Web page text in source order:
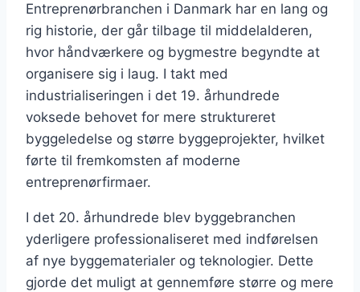
Entreprenørbranchen i Danmark har en lang og
rig historie, der går tilbage til middelalderen,
hvor håndværkere og bygmestre begyndte at
organisere sig i laug. I takt med
industrialiseringen i det 19. århundrede
voksede behovet for mere struktureret
byggeledelse og større byggeprojekter, hvilket
førte til fremkomsten af moderne
entreprenørfirmaer.
I det 20. århundrede blev byggebranchen
yderligere professionaliseret med indførelsen
af nye byggematerialer og teknologier. Dette
gjorde det muligt at gennemføre større og mere